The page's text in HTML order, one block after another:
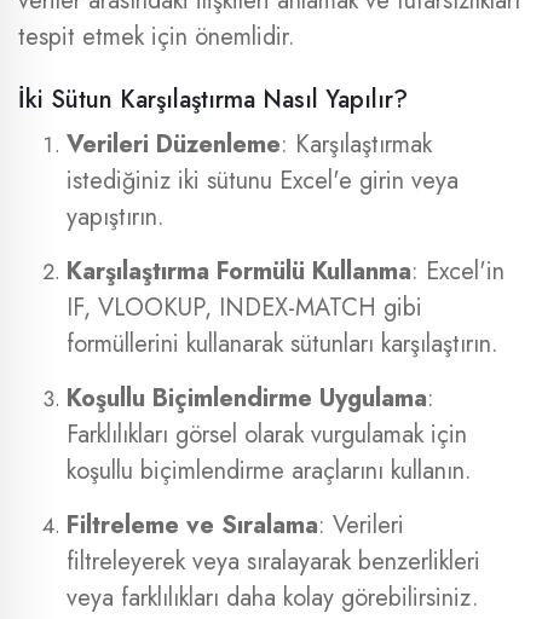
tespit etmek için önemlidir.
İki Sütun Karşılaştırma Nasıl Yapılır?
Verileri Düzenleme: Karşılaştırmak
istediğiniz iki sütunu Excel'e girin veya
yapıştırın.
Karşılaştırma Formülü Kullanma: Excel'in
IF, VLOOKUP, INDEX-MATCH gibi
formüllerini kullanarak sütunları karşılaştırın.
Koşullu Biçimlendirme Uygulama:
Farklılıkları görsel olarak vurgulamak için
koşullu biçimlendirme araçlarını kullanın.
Filtreleme ve Sıralama: Verileri
filtreleyerek veya sıralayarak benzerlikleri
veya farklılıkları daha kolay görebilirsiniz.